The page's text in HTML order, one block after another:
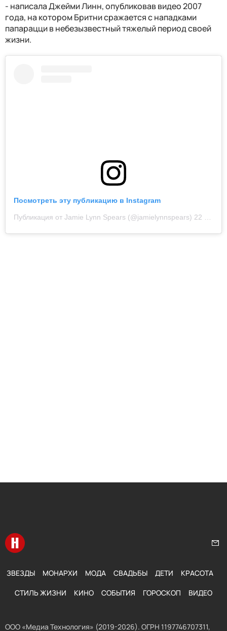
- написала Джейми Линн, опубликовав видео 2007
года, на котором Бритни сражается с нападками
папарацци в небезызвестный тяжелый период своей
жизни.
Посмотреть эту публикацию в Instagram
Публикация от Jamie Lynn Spears (@jamielynnspears) 22 Апр 2019 в 9:23 PDT
Перейти на главную
ЗВЕЗДЫ МОНАРХИ МОДА СВАДЬБЫ ДЕТИ КРАСОТА
СТИЛЬ ЖИЗНИ КИНО СОБЫТИЯ ГОРОСКОП ВИДЕО
ООО «Медиа Технология» (2019-2026). ОГРН 1197746707311,